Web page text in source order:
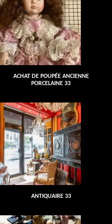
ACHAT DE POUPÉE ANCIENNE
PORCELAINE 33
ANTIQUAIRE 33